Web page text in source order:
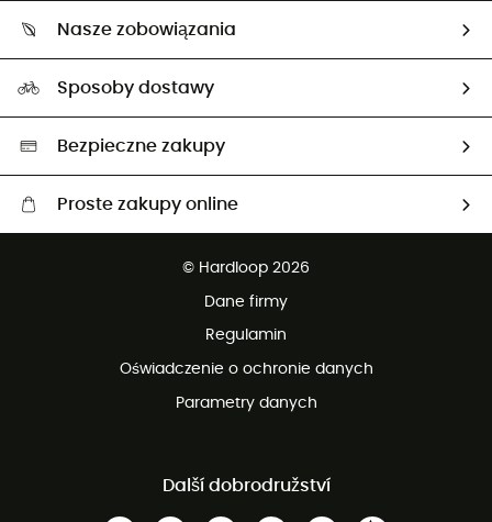
Zwrot artykułów i zwrot środków
Ambasadorzy
Nasze zobowiązania
Wybrane produkty eko
Sposoby dostawy
Bezpieczne zakupy
Proste zakupy online
© Hardloop 2026
Dane firmy
Regulamin
Oświadczenie o ochronie danych
Parametry danych
Další dobrodružství